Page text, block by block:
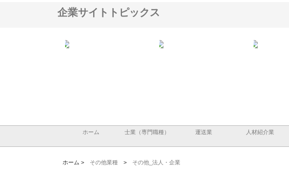
企業サイトトピックス
ホーム 士業（専門職種） 運送業 人材紹介業
ホーム > その他業種 > その他_法人・企業